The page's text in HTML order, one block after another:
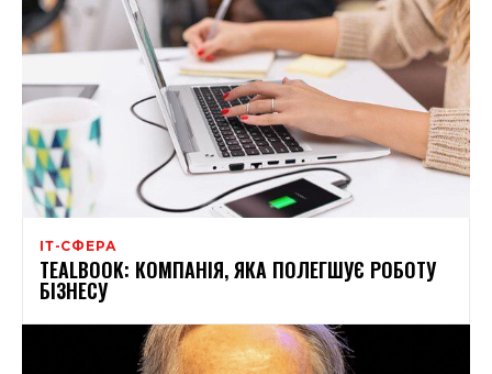
ІТ-СФЕРА
TEALBOOK: КОМПАНІЯ, ЯКА ПОЛЕГШУЄ РОБОТУ
БІЗНЕСУ